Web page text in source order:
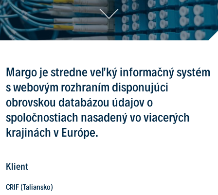
Margo je stredne veľký informačný systém
s webovým rozhraním disponujúci
obrovskou databázou údajov o
spoločnostiach nasadený vo viacerých
krajinách v Európe.
Klient
CRIF (Taliansko)